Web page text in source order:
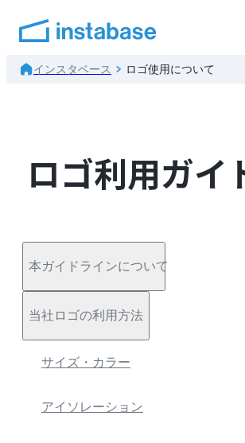
インスタベース ロゴ使用について
ロゴ利用ガイ
本ガイドラインについて
当社ロゴの利用方法
サイズ・カラー
アイソレーション